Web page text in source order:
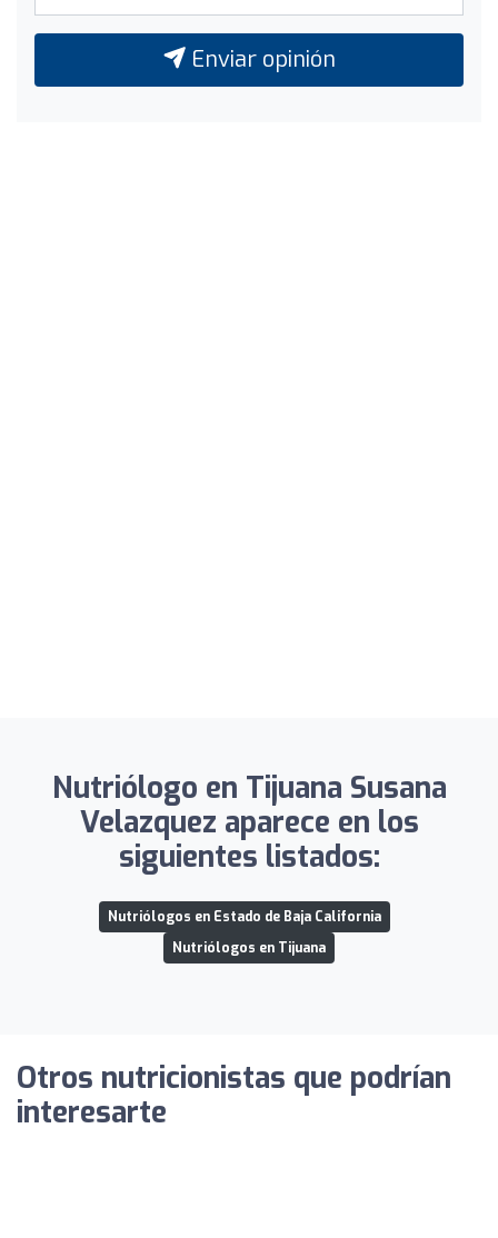
Enviar opinión
Nutriólogo en Tijuana Susana
Velazquez aparece en los
siguientes listados:
Nutriólogos en Estado de Baja California
Nutriólogos en Tijuana
Otros nutricionistas que podrían
interesarte